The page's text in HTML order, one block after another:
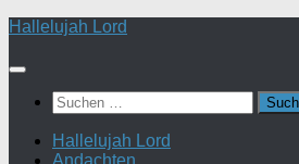
Zum
springen
Hallelujah Lord
Suchen
nach:
Hallelujah Lord
Andachten